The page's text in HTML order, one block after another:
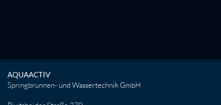
AQUAACTIV
Springbrunnen- und Wassertechnik GmbH